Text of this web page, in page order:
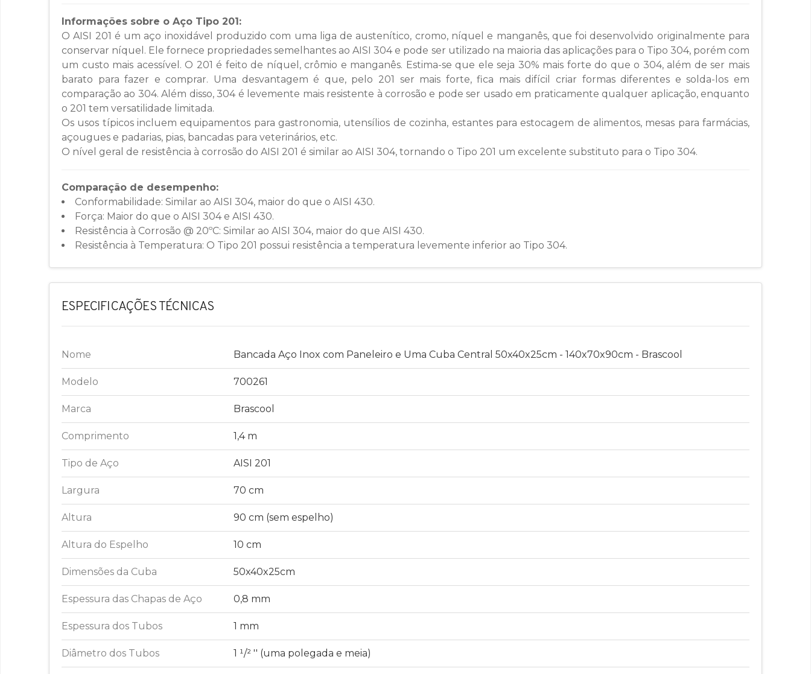
Informações sobre o Aço Tipo 201:
O AISI 201 é um aço inoxidável produzido com uma liga de austenítico, cromo, níquel e manganês, que foi desenvolvido originalmente para
conservar níquel. Ele fornece propriedades semelhantes ao AISI 304 e pode ser utilizado na maioria das aplicações para o Tipo 304, porém com
um custo mais acessível. O 201 é feito de níquel, crômio e manganês. Estima-se que ele seja 30% mais forte do que o 304, além de ser mais
barato para fazer e comprar. Uma desvantagem é que, pelo 201 ser mais forte, fica mais difícil criar formas diferentes e solda-los em
comparação ao 304. Além disso, 304 é levemente mais resistente à corrosão e pode ser usado em praticamente qualquer aplicação, enquanto
o 201 tem versatilidade limitada.
Os usos típicos incluem equipamentos para gastronomia, utensílios de cozinha, estantes para estocagem de alimentos, mesas para farmácias,
açougues e padarias, pias, bancadas para veterinários, etc.
O nível geral de resistência à corrosão do AISI 201 é similar ao AISI 304, tornando o Tipo 201 um excelente substituto para o Tipo 304.
Comparação de desempenho:
Conformabilidade: Similar ao AISI 304, maior do que o AISI 430.
Força: Maior do que o AISI 304 e AISI 430.
Resistência à Corrosão @ 20ºC: Similar ao AISI 304, maior do que AISI 430.
Resistência à Temperatura: O Tipo 201 possui resistência a temperatura levemente inferior ao Tipo 304.
ESPECIFICAÇÕES TÉCNICAS
Nome Bancada Aço Inox com Paneleiro e Uma Cuba Central 50x40x25cm - 140x70x90cm - Brascool
Modelo 700261
Marca Brascool
Comprimento 1,4 m
Tipo de Aço AISI 201
Largura 70 cm
Altura 90 cm (sem espelho)
Altura do Espelho 10 cm
Dimensões da Cuba 50x40x25cm
Espessura das Chapas de Aço 0,8 mm
Espessura dos Tubos 1 mm
Diâmetro dos Tubos 1 ¹/² '' (uma polegada e meia)